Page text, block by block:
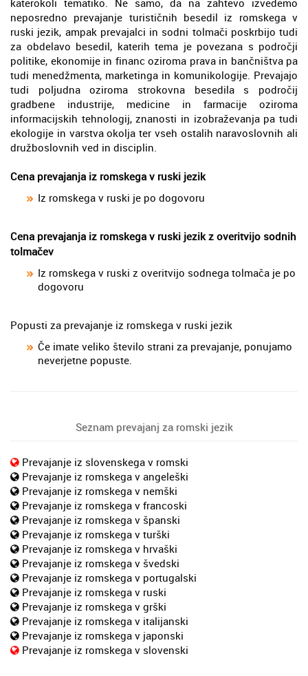
neposredno prevajanje turističnih besedil iz romskega v
ruski jezik, ampak prevajalci in sodni tolmači poskrbijo tudi
za obdelavo besedil, katerih tema je povezana s področji
politike, ekonomije in financ oziroma prava in bančništva pa
tudi menedžmenta, marketinga in komunikologije. Prevajajo
tudi poljudna oziroma strokovna besedila s področij
gradbene industrije, medicine in farmacije oziroma
informacijskih tehnologij, znanosti in izobraževanja pa tudi
ekologije in varstva okolja ter vseh ostalih naravoslovnih ali
družboslovnih ved in disciplin.
Cena prevajanja iz romskega v ruski jezik
Iz romskega v ruski je po dogovoru
Cena prevajanja iz romskega v ruski jezik z overitvijo sodnih
tolmačev
Iz romskega v ruski z overitvijo sodnega tolmača je po
dogovoru
Popusti za prevajanje iz romskega v ruski jezik
Če imate veliko število strani za prevajanje, ponujamo
neverjetne popuste.
Seznam prevajanj za romski jezik
Prevajanje iz slovenskega v romski
Prevajanje iz romskega v angeleški
Prevajanje iz romskega v nemški
Prevajanje iz romskega v francoski
Prevajanje iz romskega v španski
Prevajanje iz romskega v turški
Prevajanje iz romskega v hrvaški
Prevajanje iz romskega v švedski
Prevajanje iz romskega v portugalski
Prevajanje iz romskega v ruski
Prevajanje iz romskega v grški
Prevajanje iz romskega v italijanski
Prevajanje iz romskega v japonski
Prevajanje iz romskega v slovenski